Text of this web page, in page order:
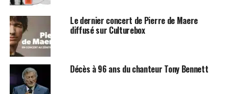
Le dernier concert de Pierre de Maere
diffusé sur Culturebox
Décès à 96 ans du chanteur Tony Bennett